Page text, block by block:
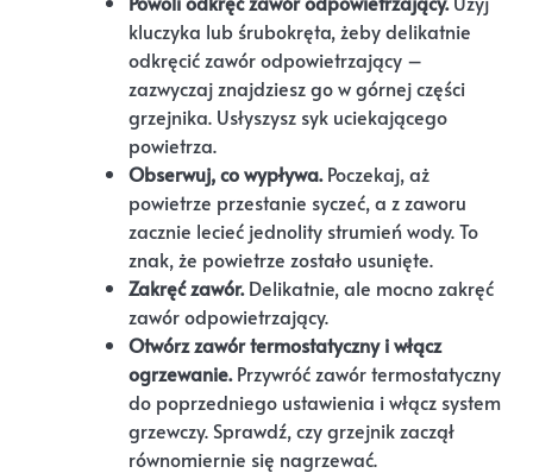
kluczyka lub śrubokręta, żeby delikatnie
odkręcić zawór odpowietrzający –
zazwyczaj znajdziesz go w górnej części
grzejnika. Usłyszysz syk uciekającego
powietrza.
Obserwuj, co wypływa.Poczekaj, aż
powietrze przestanie syczeć, a z zaworu
zacznie lecieć jednolity strumień wody. To
znak, że powietrze zostało usunięte.
Zakręć zawór.Delikatnie, ale mocno zakręć
zawór odpowietrzający.
Otwórz zawór termostatyczny i włącz
ogrzewanie.Przywróć zawór termostatyczny
do poprzedniego ustawienia i włącz system
grzewczy. Sprawdź, czy grzejnik zaczął
równomiernie się nagrzewać.